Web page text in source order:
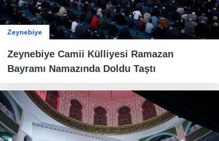
Zeynebiye
Zeynebiye Camii Külliyesi Ramazan
Bayramı Namazında Doldu Taştı